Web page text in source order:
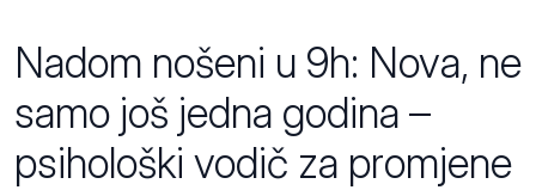
Nadom nošeni u 9h: Nova, ne
samo još jedna godina –
psihološki vodič za promjene